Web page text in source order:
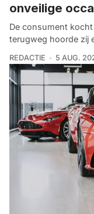
onveilige
De consument
terugweg hoorde zij
REDACTIE 5 AUG.